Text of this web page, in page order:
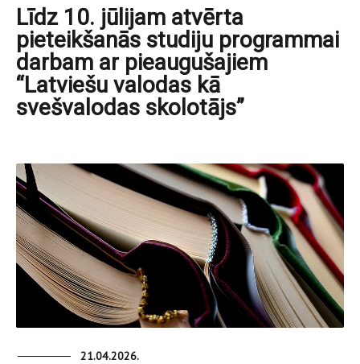
Līdz 10. jūlijam atvērta
pieteikšanās studiju programmai
darbam ar pieaugušajiem
“Latviešu valodas kā
svešvalodas skolotājs”
21.04.2026.